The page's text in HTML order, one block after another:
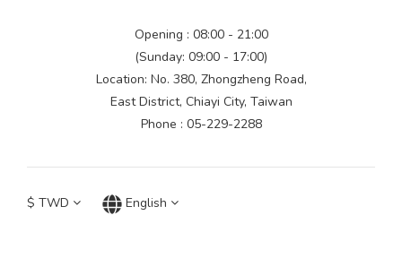
Opening : 08:00 - 21:00
(Sunday: 09:00 - 17:00)
Location: No. 380, Zhongzheng Road,
East District, Chiayi City, Taiwan
Phone : 05-229-2288
$ TWD English